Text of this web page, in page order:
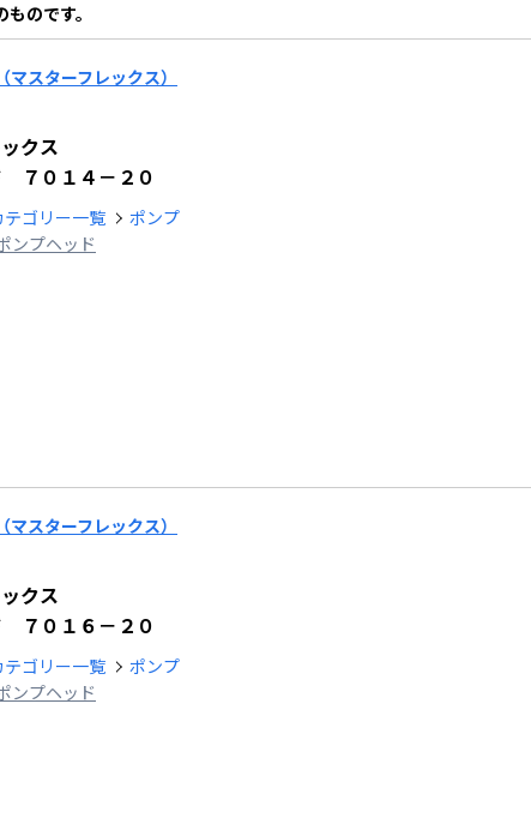
のです。
マスターフレックス）
クス
７０１４－２０
テゴリー一覧
ポンプ
ンプヘッド
マスターフレックス）
クス
７０１６－２０
テゴリー一覧
ポンプ
ンプヘッド